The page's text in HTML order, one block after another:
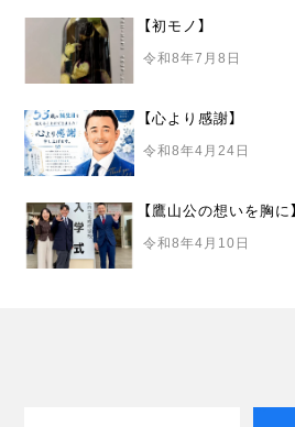
【初モノ】
令和8年7月8日
【心より感謝】
令和8年4月24日
【鷹山公の想いを胸に】
令和8年4月10日